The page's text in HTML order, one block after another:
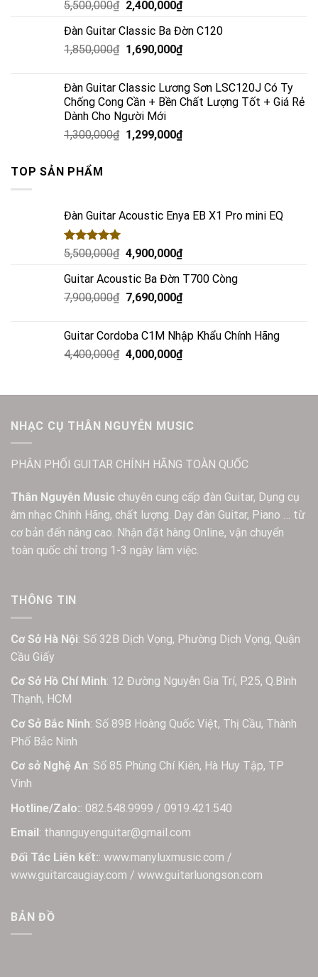
5,500,000₫ 2,400,000₫
Đàn Guitar Classic Ba Đờn C120
1,850,000₫ 1,690,000₫
Đàn Guitar Classic Lương Sơn LSC120J Có Ty
Chống Cong Cần + Bền Chất Lượng Tốt + Giá Rẻ
Dành Cho Người Mới
1,300,000₫ 1,299,000₫
TOP SẢN PHẨM
Đàn Guitar Acoustic Enya EB X1 Pro mini EQ
Rated5.00
5,500,000₫ 4,900,000₫
Guitar Acoustic Ba Đờn T700 Còng
7,900,000₫ 7,690,000₫
Guitar Cordoba C1M Nhập Khẩu Chính Hãng
4,400,000₫ 4,000,000₫
NHẠC CỤ THÂN NGUYỄN MUSIC
PHÂN PHỐI GUITAR CHÍNH HÃNG TOÀN QUỐC
Thân Nguyễn Music chuyên cung cấp đàn Guitar, Dụng cụ
âm nhạc Chính Hãng, chất lượng. Dạy đàn Guitar, Piano … từ
cơ bản đến nâng cao. Nhận đặt hàng Online, vận chuyển
toàn quốc chỉ trong 1-3 ngày làm việc.
THÔNG TIN
Cơ Sở Hà Nội: Số 32B Dịch Vọng, Phường Dịch Vọng, Quận
Cầu Giấy
Cơ Sở Hồ Chí Minh: 12 Đường Nguyễn Gia Trí, P.25, Q.Bình
Thạnh, HCM
Cơ Sở Bắc Ninh: Số 89B Hoàng Quốc Việt, Thị Cầu, Thành
Phố Bắc Ninh
Cơ sở Nghệ An: Số 85 Phùng Chí Kiên, Hà Huy Tập, TP
Vinh
Hotline/Zalo:: 082.548.9999 / 0919.421.540
Email : thannguyenguitar@gmail.com
Đối Tác Liên kết:: www.manyluxmusic.com /
www.guitarcaugiay.com / www.guitarluongson.com
BẢN ĐỒ